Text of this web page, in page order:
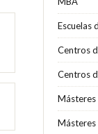
Escuelas
Centros
Centros
Másteres
Másteres